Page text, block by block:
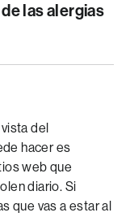
las alergias
del
hacer es
web que
diario. Si
que vas a estar al